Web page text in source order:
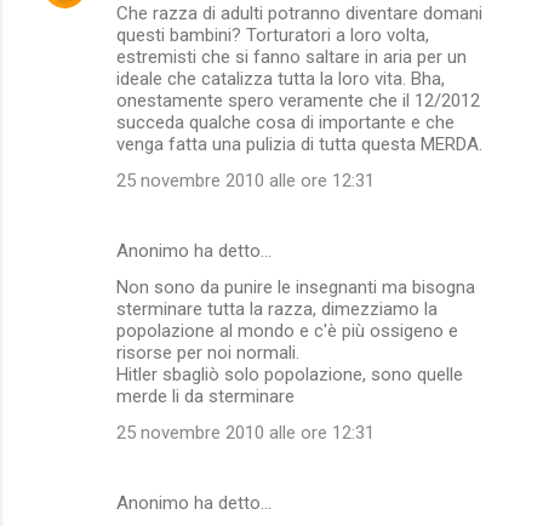
Che razza di adulti potranno diventare domani
questi bambini? Torturatori a loro volta,
estremisti che si fanno saltare in aria per un
ideale che catalizza tutta la loro vita. Bha,
onestamente spero veramente che il 12/2012
succeda qualche cosa di importante e che
venga fatta una pulizia di tutta questa MERDA.
25 novembre 2010 alle ore 12:31
Anonimo ha detto…
Non sono da punire le insegnanti ma bisogna
sterminare tutta la razza, dimezziamo la
popolazione al mondo e c'è più ossigeno e
risorse per noi normali.
Hitler sbagliò solo popolazione, sono quelle
merde li da sterminare
25 novembre 2010 alle ore 12:31
Anonimo ha detto…